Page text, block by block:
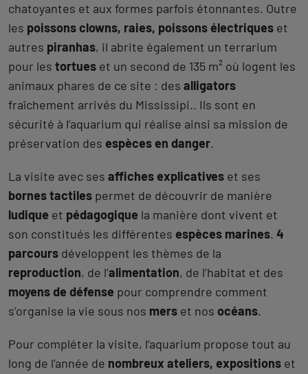
chatoyantes et aux formes parfois étonnantes. Outre
les poissons clowns, raies, poissons électriques et
autres piranhas, il abrite également un terrarium
pour les tortues et un second de 135 m² où logent les
animaux phares de ce site : des alligators
fraîchement arrivés du Mississipi.. Ils sont en
sécurité à l’aquarium qui réalise ainsi sa mission de
préservation des espèces en danger.
La visite avec ses affiches explicatives et ses
bornes tactiles permet de découvrir de manière
ludique et pédagogique la manière dont vivent et
son constitués les différentes espèces marines. 4
parcours développent les thèmes de la
reproduction, de l’alimentation, de l’habitat et des
moyens de défense pour comprendre comment
s’organise la vie sous nos mers et nos océans.
Pour compléter la visite, l’aquarium propose tout au
long de l’année de nombreux ateliers, expositions et